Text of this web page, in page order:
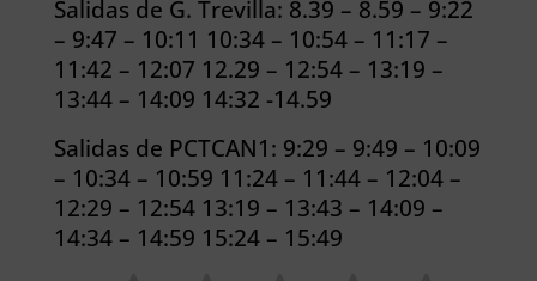
Salidas de G. Trevilla: 8.39 – 8.59 – 9:22
– 9:47 – 10:11 10:34 – 10:54 – 11:17 –
11:42 – 12:07 12.29 – 12:54 – 13:19 –
13:44 – 14:09 14:32 -14.59
Salidas de PCTCAN1: 9:29 – 9:49 – 10:09
– 10:34 – 10:59 11:24 – 11:44 – 12:04 –
12:29 – 12:54 13:19 – 13:43 – 14:09 –
14:34 – 14:59 15:24 – 15:49